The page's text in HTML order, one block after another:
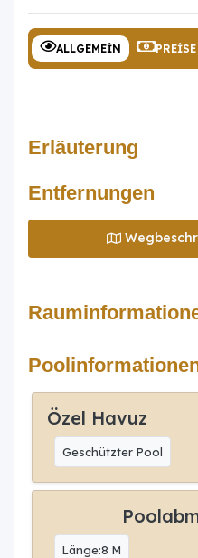
ALLGEMEIN PREISE
Erläuterung
Entfernungen
Özel Havuz
Geschützter Pool
Länge:8 M